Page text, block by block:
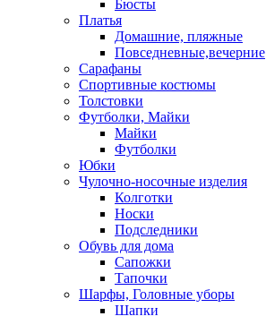
Бюсты
Платья
Домашние, пляжные
Повседневные,вечерние
Сарафаны
Спортивные костюмы
Толстовки
Футболки, Майки
Майки
Футболки
Юбки
Чулочно-носочные изделия
Колготки
Носки
Подследники
Обувь для дома
Сапожки
Тапочки
Шарфы, Головные уборы
Шапки